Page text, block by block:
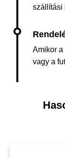
szállítási
Amikor
vagy a